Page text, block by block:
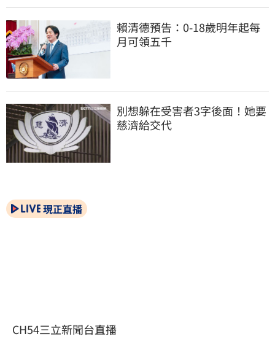
賴清德預告：0-18歲明年起每
月可領五千
別想躲在受害者3字後面！她要
慈濟給交代
現正直播
CH54三立新聞台直播